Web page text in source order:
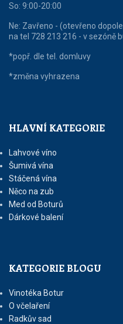
So: 9:00-20:00
Ne: Zavřeno - (otevřeno
na tel 728 213 216 - v sezóně
*popř. dle tel. domluvy
*změna vyhrazena
HLAVNÍ KATEGORIE
Lahvové víno
Šumivá vína
Stáčená vína
Něco na zub
Med od Boturů
Dárkové balení
KATEGORIE BLOGU
Vinotéka Botur
O včelaření
Radkův sad